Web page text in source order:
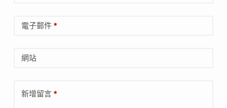
電子郵件*
網站
新增留言*